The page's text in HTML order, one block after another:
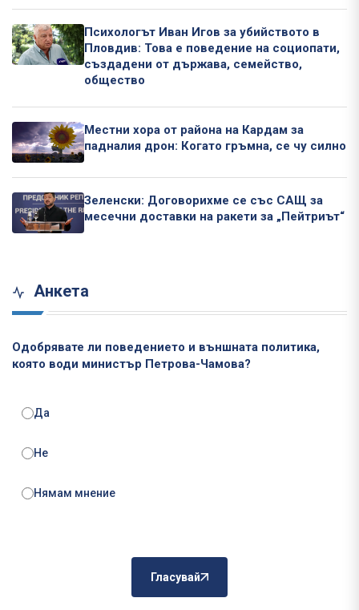
Психологът Иван Игов за убийството в
Пловдив: Това е поведение на социопати,
създадени от държава, семейство,
общество
Местни хора от района на Кардам за
падналия дрон: Когато гръмна, се чу силно
Зеленски: Договорихме се със САЩ за
месечни доставки на ракети за „Пейтриът“
Анкета
Одобрявате ли поведението и външната политика,
която води министър Петрова-Чамова?
Да
Не
Нямам мнение
Гласувай